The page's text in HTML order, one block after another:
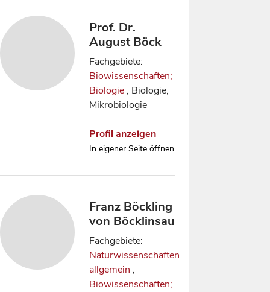
Prof. Dr.
August Böck
Fachgebiete:
Biowissenschaften;
Biologie , Biologie,
Mikrobiologie
Profil anzeigen
In eigener Seite öffnen
Franz Böckling
von Böcklinsau
Fachgebiete:
Naturwissenschaften
allgemein ,
Biowissenschaften;